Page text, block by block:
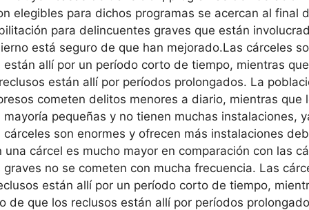
elegibles para dichos programas se acercan al final
para delincuentes graves que están
está seguro de que han mejorado.Las cárceles
allí por un período corto de tiempo, mientras
están allí por períodos prolongados. La
cometen delitos menores a diario, mientras
pequeñas y no tienen muchas instalaciones,
son enormes y ofrecen más instalaciones
cárcel es mucho mayor en comparación con las
no se cometen con mucha frecuencia. Las
están allí por un período corto de tiempo,
de que los reclusos están allí por períodos